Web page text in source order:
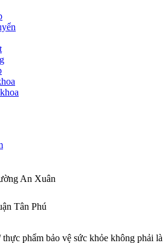
An Xuân
Tân Phú
phẩm bảo vệ sức khỏe không phải là